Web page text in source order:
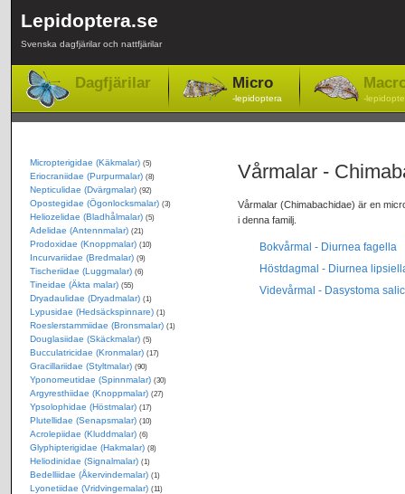
Lepidoptera.se
Svenska dagfjärilar och nattfjärilar
Dagfjärilar Micro
-lepidoptera -
Vårmalar -
Vårmalar (Chimabachidae) är en
i denna familj.
Bokvårmal - Diurnea fagella
Höstdagmal - Diurnea
Videvårmal - Dasystoma
Micropterigidae (Käkmalar) (5)
Eriocraniidae (Purpurmalar) (8)
Nepticulidae (Dvärgmalar) (92)
Opostegidae (Ögonlocksmalar) (3)
Heliozelidae (Bladhålmalar) (5)
Adelidae (Antennmalar) (21)
Prodoxidae (Knoppmalar) (10)
Incurvariidae (Bredmalar) (9)
Tischeriidae (Luggmalar) (6)
Tineidae (Äkta malar) (55)
Dryadaulidae (Dryadmalar) (1)
Lypusidae (Hedsäckspinnare) (1)
Roeslerstammiidae (Bronsmalar) (1)
Douglasiidae (Skäckmalar) (5)
Bucculatricidae (Kronmalar) (17)
Gracillariidae (Styltmalar) (90)
Yponomeutidae (Spinnmalar) (30)
Argyresthiidae (Knoppmalar) (27)
Ypsolophidae (Höstmalar) (17)
Plutellidae (Senapsmalar) (10)
Acrolepiidae (Kluddmalar) (6)
Glyphipterigidae (Hakmalar) (8)
Heliodinidae (Signalmalar) (1)
Bedelliidae (Åkervindemalar) (1)
Lyonetiidae (Vridvingemalar) (11)